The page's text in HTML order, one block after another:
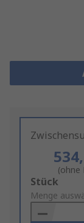
(ohne
Add
to
Basket
Stück
Menge